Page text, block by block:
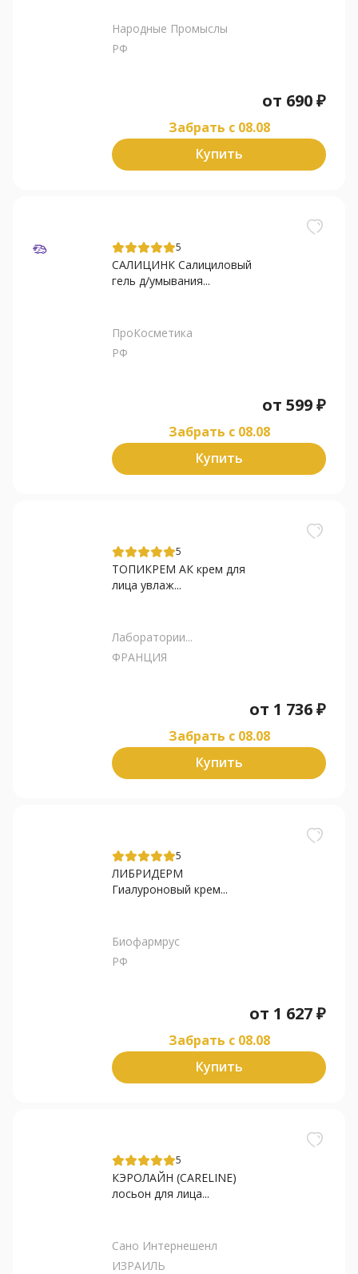
Народные Промыслы
РФ
от 690₽
Забрать c 08.08
Купить
5
САЛИЦИНК Салициловый
гель д/умывания...
ПроКосметика
РФ
от 599₽
Забрать c 08.08
Купить
5
ТОПИКРЕМ АК крем для
лица увлаж...
Лаборатории...
ФРАНЦИЯ
от 1 736₽
Забрать c 08.08
Купить
5
ЛИБРИДЕРМ
Гиалуроновый крем...
Биофармрус
РФ
от 1 627₽
Забрать c 08.08
Купить
5
КЭРОЛАЙН (CARELINE)
лосьон для лица...
Сано Интернешенл
ИЗРАИЛЬ